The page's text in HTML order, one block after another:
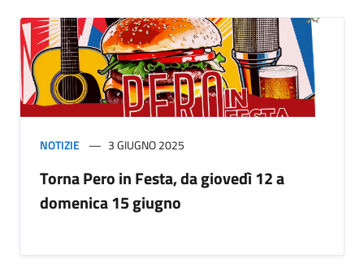
NOTIZIE 3 GIUGNO 2025
Torna Pero in Festa, da giovedì 12 a
domenica 15 giugno